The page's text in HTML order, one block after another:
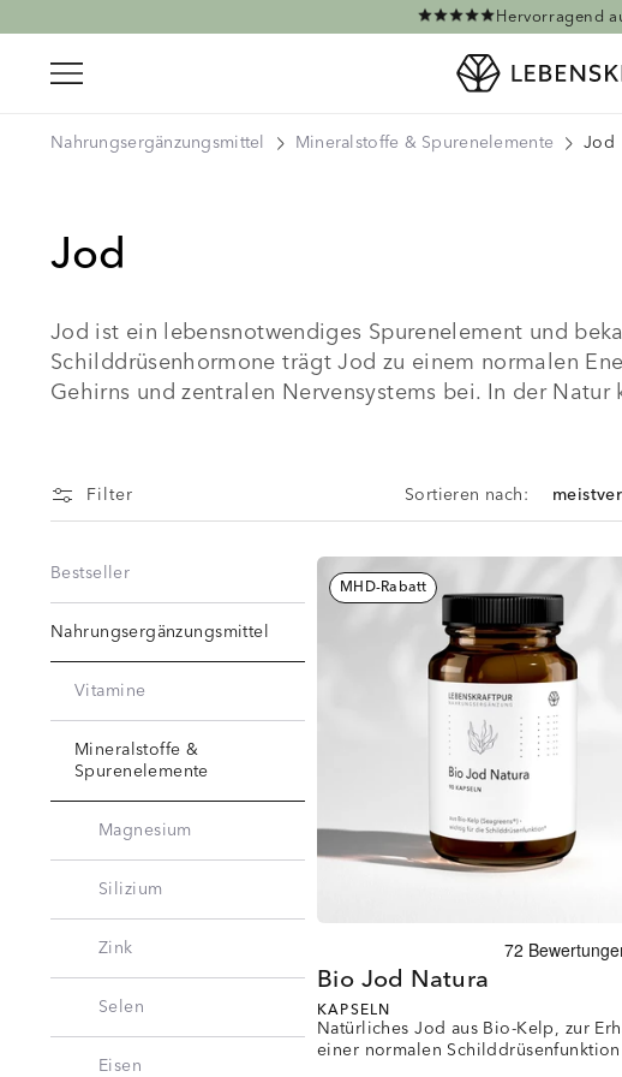
Hervorragend
Nahrungsergänzungsmittel Mineralstoffe & Spurenelemente Jod
Jod
Jod ist ein lebensnotwendiges Spurenelement und
Schilddrüsenhormone trägt Jod zu einem normalen
Gehirns und zentralen Nervensystems bei. In der
Filter Sortieren nach:
Bestseller
Nahrungsergänzungsmittel
Vitamine
Mineralstoffe &
Spurenelemente
Magnesium
Silizium
Zink
Selen
Eisen
MHD-Rabatt
Bio Jod Natura
KAPSELN
Natürliches Jod aus Bio-Kelp, zur
einer normalen Schilddrüsenfunktion